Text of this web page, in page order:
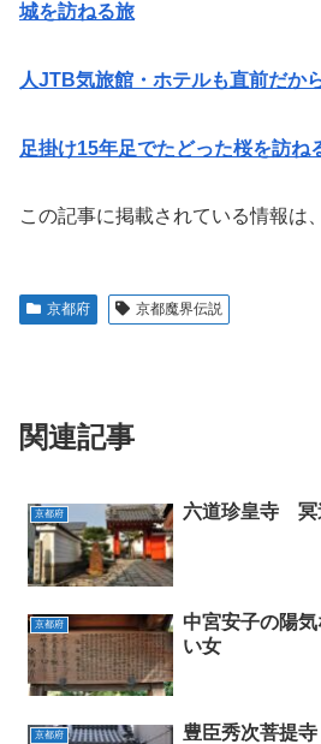
城を訪ねる旅
人JTB気旅館・ホテルも直前だか
足掛け15年足でたどった桜を訪ね
この記事に掲載されている情報は
京都府 京都魔界伝説
関連記事
京都府 六道珍皇寺 冥
京都府
中宮安子の陽
い女
京都府 豊臣秀次菩提